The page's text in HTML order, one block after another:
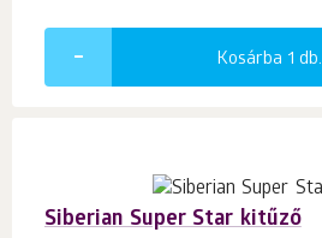
Kosárba 1 db.
Siberian Super Star kitűző